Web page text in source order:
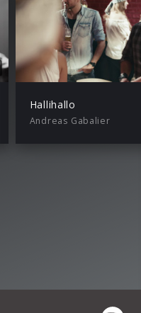
Hallihallo
Andreas Gabalier